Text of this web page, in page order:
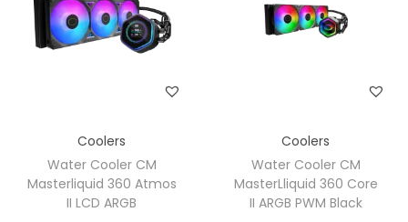
Coolers
Water Cooler CM
Masterliquid 360 Atmos
II LCD ARGB
Coolers
Water Cooler CM
MasterLliquid 360 Core
II ARGB PWM Black